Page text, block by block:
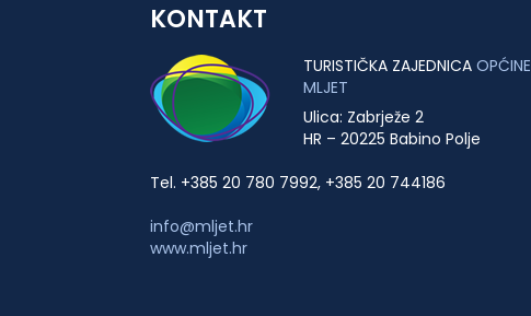
KONTAKT
TURISTIČKA ZAJEDNICA OPĆINE
MLJET
Ulica: Zabrježe 2
HR – 20225 Babino Polje
Tel. +385 20 780 7992, +385 20 744186
info@mljet.hr
www.mljet.hr